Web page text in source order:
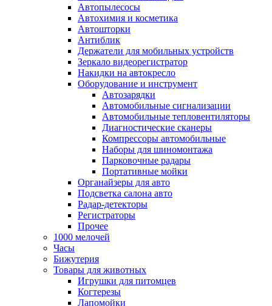
Автопылесосы
Автохимия и косметика
Автошторки
Антиблик
Держатели для мобильных устройств
Зеркало видеорегистратор
Накидки на автокресло
Оборудование и инструмент
Автозарядки
Автомобильные сигнализации
Автомобильные тепловентиляторы
Диагностические сканеры
Компрессоры автомобильные
Наборы для шиномонтажа
Парковочные радары
Портативные мойки
Органайзеры для авто
Подсветка салона авто
Радар-детекторы
Регистраторы
Прочее
1000 мелочей
Часы
Бижутерия
Товары для животных
Игрушки для питомцев
Когтерезы
Лапомойки